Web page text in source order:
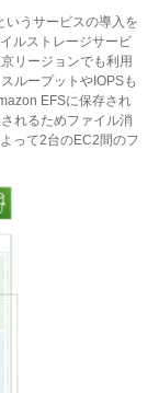
いうサービスの導入を
ルストレージサービ
リージョンでも利用
ループットやIOPSも
EFSに保存され
れるためファイル消
って2台のEC2間のフ